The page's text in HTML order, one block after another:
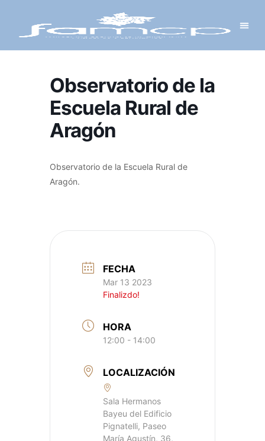
Observatorio de la
Escuela Rural de
Aragón
Observatorio de la Escuela Rural de
Aragón.
FECHA
Mar 13 2023
Finalizdo!
HORA
12:00 - 14:00
LOCALIZACIÓN
Sala Hermanos
Bayeu del Edificio
Pignatelli, Paseo
María Agustín, 36,